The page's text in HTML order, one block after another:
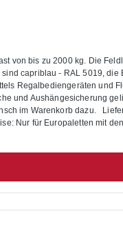
von bis zu 2000 kg. Die
- RAL 5019, die Balken
Regalbediengeräten und
und Aushängesicherung
Palettenregals sind folgende Artikel
Nur für Europaletten mit
gleichmäßig verteilte